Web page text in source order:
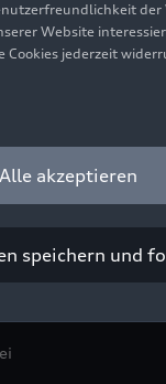
Haitzmann
Website
jederzeit
Alle akzeptieren
speichern und